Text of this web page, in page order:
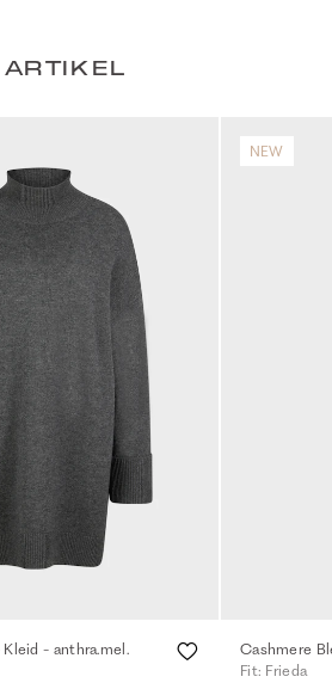
- anthra.mel.
NEW
Fit: Frieda